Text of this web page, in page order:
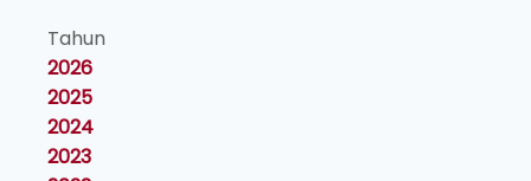
Tahun
2026
2025
2024
2023